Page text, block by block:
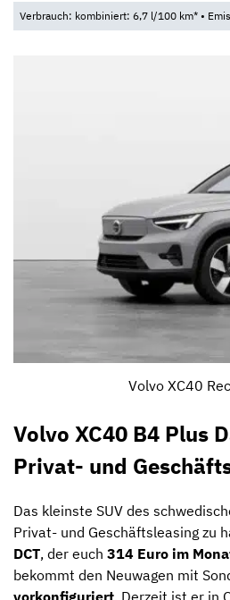
Verbrauch: kombiniert: 6,7 l/100 km* •
Volvo XC40
Volvo XC40 B4 Plus
Privat- und
Das kleinste SUV des
Privat- und Geschäftsleasing zu
DCT, der euch 314 Euro im
bekommt den Neuwagen mit